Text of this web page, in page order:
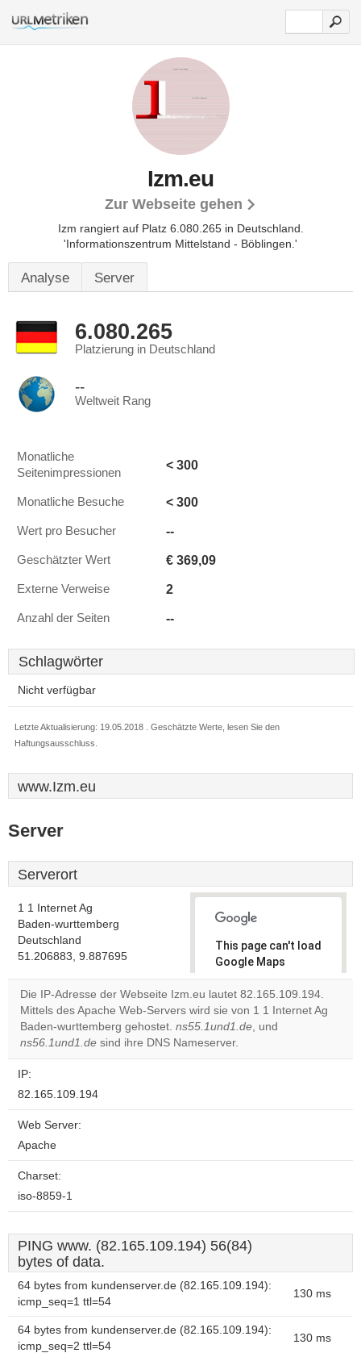
Izm.eu
Zur Webseite gehen
Izm rangiert auf Platz 6.080.265 in Deutschland.
'Informationszentrum Mittelstand - Böblingen.'
Analyse Server
6.080.265
Platzierung in Deutschland
--
Weltweit Rang
Monatliche
Seitenimpressionen
< 300
Monatliche Besuche < 300
Wert pro Besucher --
Geschätzter Wert € 369,09
Externe Verweise 2
Anzahl der Seiten --
Schlagwörter
Nicht verfügbar
Letzte Aktualisierung: 19.05.2018 . Geschätzte Werte, lesen Sie den
Haftungsausschluss.
www.Izm.eu
Server
Serverort
1 1 Internet Ag
Baden-wurttemberg
Deutschland
51.206883, 9.887695
This page can't load
Google Maps
correctly.
Do you
own this
website?
Die IP-Adresse der Webseite Izm.eu lautet 82.165.109.194.
Mittels des Apache Web-Servers wird sie von 1 1 Internet Ag
Baden-wurttemberg gehostet. ns55.1und1.de, und
ns56.1und1.de sind ihre DNS Nameserver.
IP:
82.165.109.194
Web Server:
Apache
Charset:
iso-8859-1
PING www. (82.165.109.194) 56(84)
bytes of data.
64 bytes from kundenserver.de (82.165.109.194):
icmp_seq=1 ttl=54
130 ms
64 bytes from kundenserver.de (82.165.109.194):
icmp_seq=2 ttl=54
130 ms